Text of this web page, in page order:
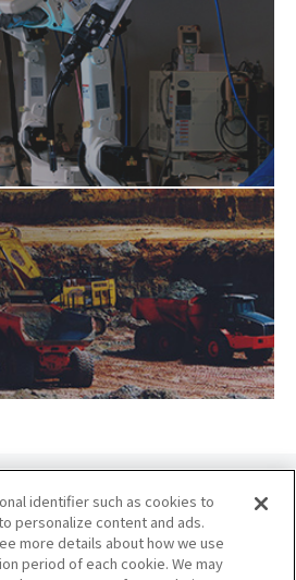
identifier such as cookies to
personalize content and ads.
more details about how we use
period of each cookie. We may